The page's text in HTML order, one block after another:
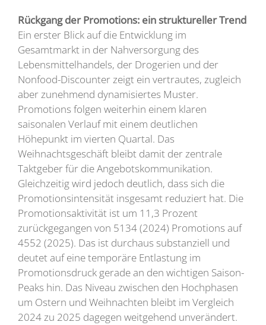
Rückgang der Promotions: ein struktureller Trend
Ein erster Blick auf die Entwicklung im
Gesamtmarkt in der Nahversorgung des
Lebensmittelhandels, der Drogerien und der
Nonfood-Discounter zeigt ein vertrautes, zugleich
aber zunehmend dynamisiertes Muster.
Promotions folgen weiterhin einem klaren
saisonalen Verlauf mit einem deutlichen
Höhepunkt im vierten Quartal. Das
Weihnachtsgeschäft bleibt damit der zentrale
Taktgeber für die Angebotskommunikation.
Gleichzeitig wird jedoch deutlich, dass sich die
Promotionsintensität insgesamt reduziert hat. Die
Promotionsaktivität ist um 11,3 Prozent
zurückgegangen von 5134 (2024) Promotions auf
4552 (2025). Das ist durchaus substanziell und
deutet auf eine temporäre Entlastung im
Promotionsdruck gerade an den wichtigen Saison-
Peaks hin. Das Niveau zwischen den Hochphasen
um Ostern und Weihnachten bleibt im Vergleich
2024 zu 2025 dagegen weitgehend unverändert.